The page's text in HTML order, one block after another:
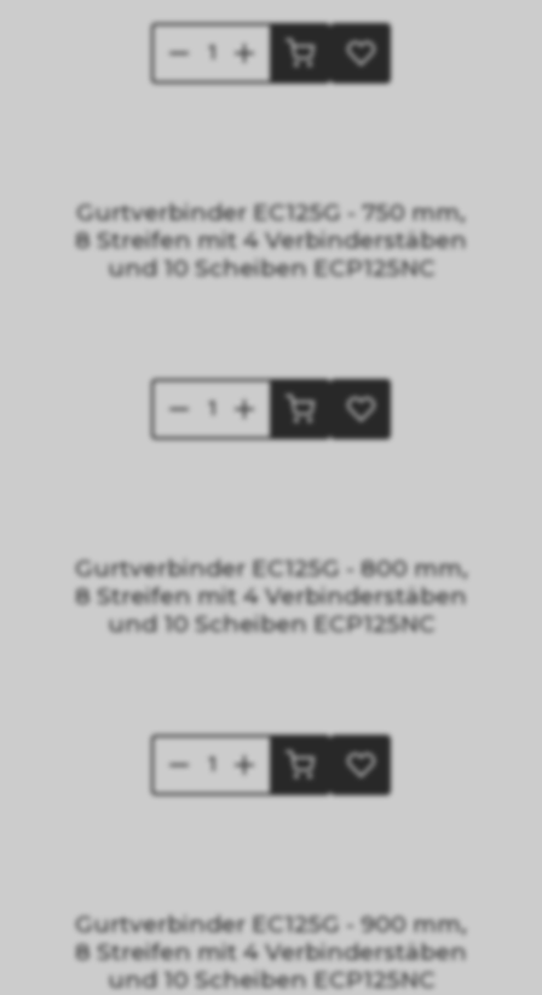
Gurtverbinder EC125G - 750 mm,
8 Streifen mit 4 Verbinderstäben
und 10 Scheiben ECP125NC
Gurtverbinder EC125G - 800 mm,
8 Streifen mit 4 Verbinderstäben
und 10 Scheiben ECP125NC
Gurtverbinder EC125G - 900 mm,
8 Streifen mit 4 Verbinderstäben
und 10 Scheiben ECP125NC